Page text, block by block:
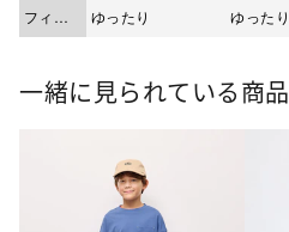
フィッ
ト
ゆったり ゆったり
一緒に見られている商品